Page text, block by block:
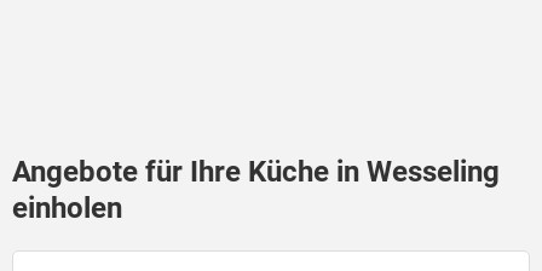
Angebote für Ihre Küche in Wesseling
einholen